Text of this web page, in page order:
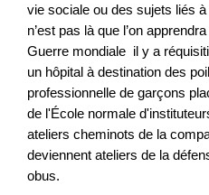
vie sociale ou des sujets liés
n’est pas là que l’on
Guerre mondiale il y a
un hôpital à destination des
professionnelle de garçons
de l'École normale
ateliers cheminots de la
deviennent ateliers de la
obus.